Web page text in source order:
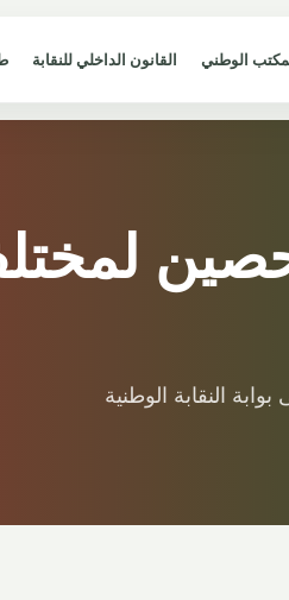
الوطني القانون الداخلي للنقابة
النقابة الوطنية